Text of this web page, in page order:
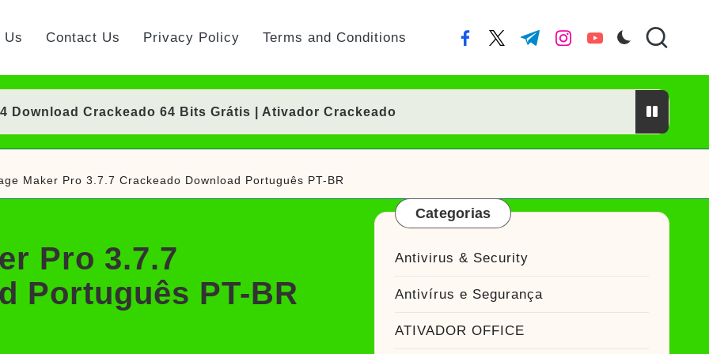
Us Contact Us Privacy Policy Terms and Conditions facebook.com
twitter.com
t.me instagram.com
youtube.com
Download Crackeado 64 Bits Grátis | Ativador Crackeado
Crackeado 64 Bits Português Grátis | Ativador Crackeado
Crackeado Download Português PT-BR
Download Crackeado 64 Bits Grátis | Ativador Crackeado
Download Português PT-BR
Download Grátis + Licença/Serial | Ativador Crackeado
Grátis 64 Bits Português (Portable/Instalador) | Ativador Crackeado
Maker Pro 3.7.7 Crackeado Download Português PT-BR
Pro 3.7.7
Português PT-BR
Categorias
Antivirus & Security
Antivírus e Segurança
ATIVADOR OFFICE